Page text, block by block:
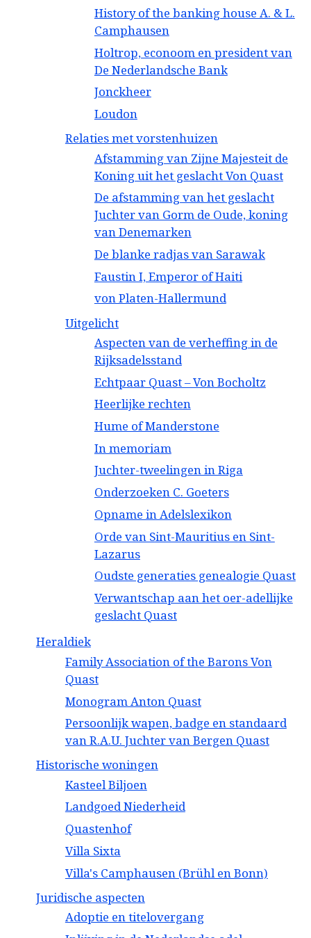
History of the banking house A. & L.
Camphausen
Holtrop, econoom en president van
De Nederlandsche Bank
Jonckheer
Loudon
Relaties met vorstenhuizen
Afstamming van Zijne Majesteit de
Koning uit het geslacht Von Quast
De afstamming van het geslacht
Juchter van Gorm de Oude, koning
van Denemarken
De blanke radjas van Sarawak
Faustin I, Emperor of Haiti
von Platen-Hallermund
Uitgelicht
Aspecten van de verheffing in de
Rijksadelsstand
Echtpaar Quast – Von Bocholtz
Heerlijke rechten
Hume of Manderstone
In memoriam
Juchter-tweelingen in Riga
Onderzoeken C. Goeters
Opname in Adelslexikon
Orde van Sint-Mauritius en Sint-
Lazarus
Oudste generaties genealogie Quast
Verwantschap aan het oer-adellijke
geslacht Quast
Heraldiek
Family Association of the Barons Von
Quast
Monogram Anton Quast
Persoonlijk wapen, badge en standaard
van R.A.U. Juchter van Bergen Quast
Historische woningen
Kasteel Biljoen
Landgoed Niederheid
Quastenhof
Villa Sixta
Villa's Camphausen (Brühl en Bonn)
Juridische aspecten
Adoptie en titelovergang